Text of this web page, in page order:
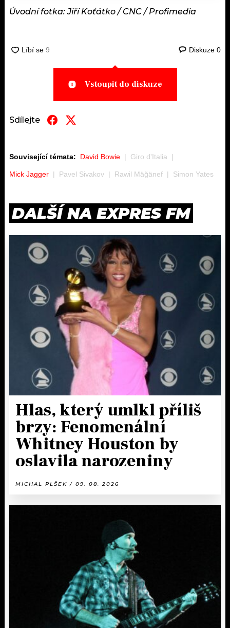
Úvodní fotka: Jiří Koťátko / CNC / Profimedia
Diskuze 0
Vstoupit do diskuze
Sdílejte
Související témata: David Bowie Giro d'Italia
Mick Jagger Pavel Sivakov Rawil Mäğänef Simon Yates
DALŠÍ NA EXPRES FM
Hlas, který umlkl příliš
brzy: Fenomenální
Whitney Houston by
oslavila narozeniny
MICHAL PLŠEK / 09. 08. 2026